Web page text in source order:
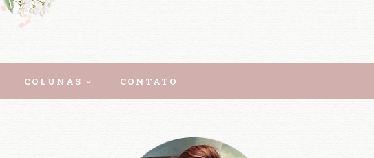
COLUNAS CONTATO